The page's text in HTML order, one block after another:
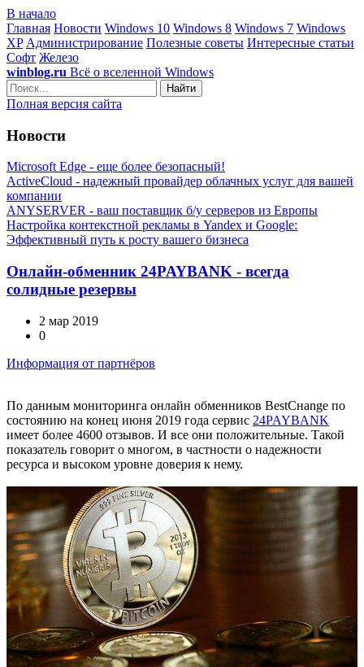
В начало
Главная Новости Windows 10 Windows 8 Windows 7 Windows
XP Администрирование Полезные советы Интересные статьи
Софт Железо
winblog.ru Всё о вселенной Windows
Найти
Полная версия сайта
Новости
Microsoft Edge - еще более безопасный!
ActiveCloud - надежный провайдер облачных услуг для вашей
компании
ANYSERVER - ваш поставщик б/у серверов из Европы
Настройка контекстной рекламы в Yandex и Google:
Эффективный путь к росту вашего бизнеса
Онлайн-обменник 24PAYBANK - всегда
солидные резервы
2 мар 2019
0
Информация от партнёров
По данным мониторинга онлайн обменников BestСнange по
состоянию на конец июня 2019 года сервис 24PAYBANK
имеет более 4600 отзывов. И все они положительные. Такой
показатель говорит о многом, в частности о надежности
ресурса и высоком уровне доверия к нему.